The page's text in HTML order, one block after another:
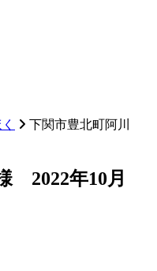
下関市豊北町阿川
2022年10月